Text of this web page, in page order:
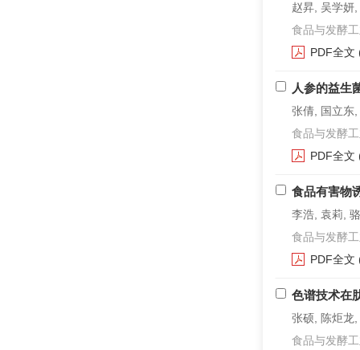
赵昇, 吴学妍
食品与发酵
PDF全文
人参的益生
张倩, 国立东
食品与发酵
PDF全文
食品有害物
李浩, 袁莉,
食品与发酵
PDF全文
色谱技术在
张硕, 陈炬龙
食品与发酵